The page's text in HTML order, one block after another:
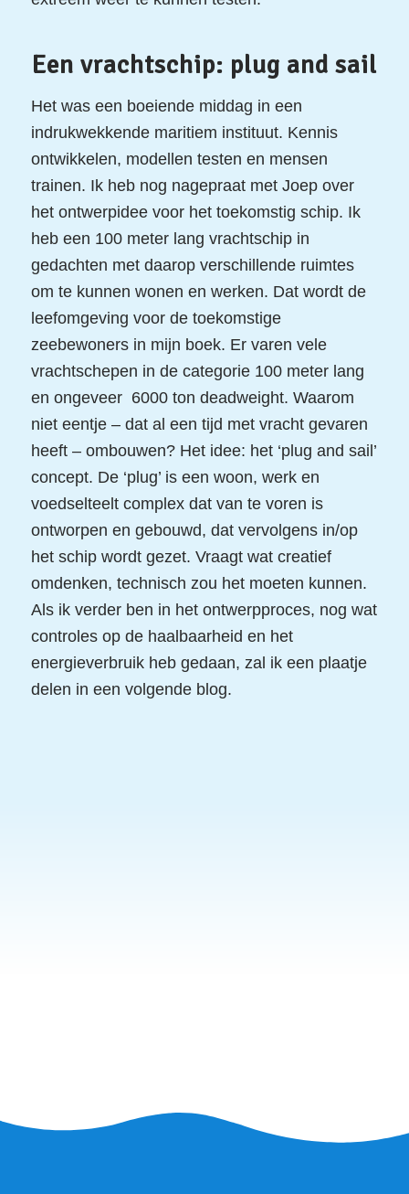
Een vrachtschip: plug and sail
Het was een boeiende middag in een
indrukwekkende maritiem instituut. Kennis
ontwikkelen, modellen testen en mensen
trainen. Ik heb nog nagepraat met Joep over
het ontwerpidee voor het toekomstig schip. Ik
heb een 100 meter lang vrachtschip in
gedachten met daarop verschillende ruimtes
om te kunnen wonen en werken. Dat wordt de
leefomgeving voor de toekomstige
zeebewoners in mijn boek. Er varen vele
vrachtschepen in de categorie 100 meter lang
en ongeveer 6000 ton deadweight. Waarom
niet eentje – dat al een tijd met vracht gevaren
heeft – ombouwen? Het idee: het ‘plug and sail’
concept. De ‘plug’ is een woon, werk en
voedselteelt complex dat van te voren is
ontworpen en gebouwd, dat vervolgens in/op
het schip wordt gezet. Vraagt wat creatief
omdenken, technisch zou het moeten kunnen.
Als ik verder ben in het ontwerpproces, nog wat
controles op de haalbaarheid en het
energieverbruik heb gedaan, zal ik een plaatje
delen in een volgende blog.